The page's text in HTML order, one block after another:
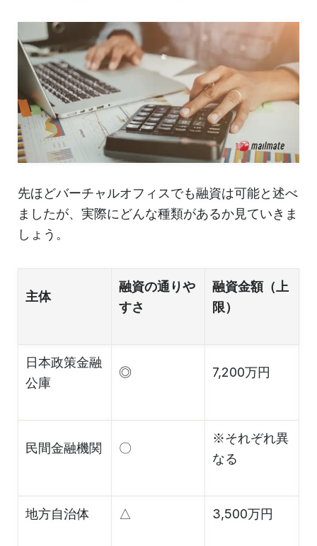
先ほどバーチャルオフィスでも融資は可能と述べ
ましたが、実際にどんな種類があるか見ていきま
しょう。
主体
融資の通りや
すさ
融資金額（上
限）
日本政策金融
公庫
◎ 7,200万円
民間金融機関 〇
※それぞれ異
なる
地方自治体 △ 3,500万円